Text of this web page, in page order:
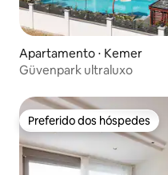
Apartamento ⋅ Kemer
Güvenpark ultraluxo
Preferido dos hóspedes
Preferido dos hóspedes